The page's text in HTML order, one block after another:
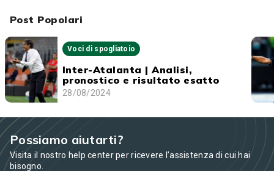
Post Popolari
Voci di spogliatoio
Inter-Atalanta | Analisi,
pronostico e risultato esatto
28/08/2024
Possiamo aiutarti?
Visita il nostro help center per ricevere l’assistenza di cui hai
bisogno.